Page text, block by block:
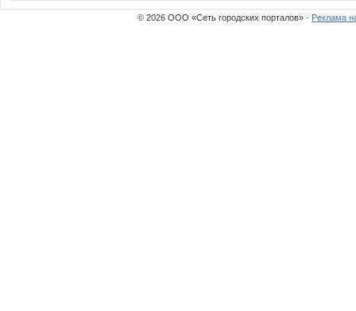
© 2026 ООО «Сеть городских порталов» · Реклама